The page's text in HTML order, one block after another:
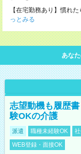
【在宅勤務あり】慣れ
っとみる
あな
志望動機も履歴
験OKの介護
派遣 職種未経験OK
WEB登録・面接OK